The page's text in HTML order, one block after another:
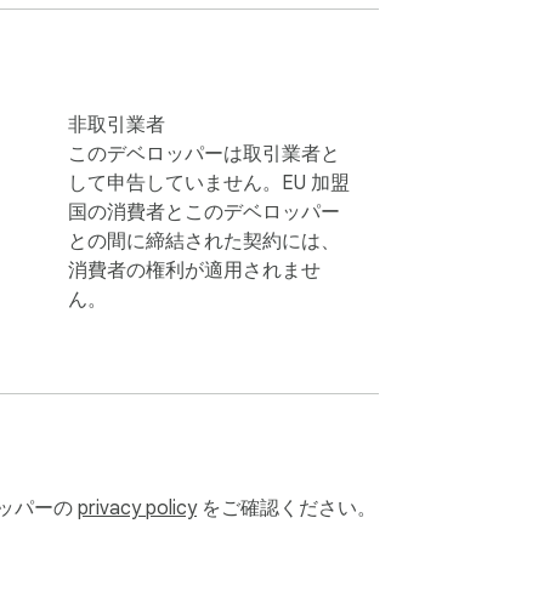
限大です。あなた自身を真に反映する唯
す。安定したインターネット接続を心配
引き立てましょう。
ましょう。
に仕上げることができます。
非取引業者
このデベロッパーは取引業者と
して申告していません。EU 加盟
国の消費者とこのデベロッパー
との間に締結された契約には、
消費者の権利が適用されませ
ん。
パーの privacy policyをご確認ください。